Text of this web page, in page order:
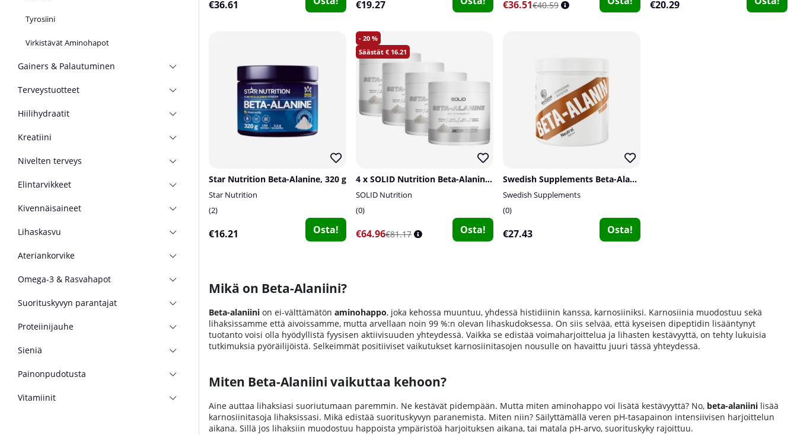
Tyrosiini
Virkistävät Aminohapot
Gainers & Palautuminen
Terveystuotteet
Hiilihydraatit
Kreatiini
Nivelten terveys
Elintarvikkeet
Kivennäisaineet
Lihaskasvu
Ateriankorvike
Omega-3 & Rasvahapot
Suorituskyvyn parantajat
Proteiinijauhe
Sieniä
Painonpudotusta
Vitamiinit
€36.61 €19.27 €36.51€40.59 €20.29
Star Nutrition Beta-Alanine, 320 g
Star Nutrition
2
€16.21 Osta!
20
16.21
4 x SOLID Nutrition Beta-Alanine, 320 g
SOLID Nutrition
0
€64.96€81.17 Osta!
Swedish Supplements Beta-Alanin, 300 g
Swedish Supplements
0
€27.43 Osta!
Mikä on Beta-Alaniini?
Beta-alaniini on ei-välttämätön aminohappo, joka kehossa muuntuu, yhdessä histidiinin kanssa, karnosiiniksi. Karnosiinia muodostuu sekä
lihaksissamme että aivoissamme, mutta arvellaan noin 99 %:n olevan lihaskudoksessa. On siis selvää, että kyseisen dipeptidin lisääntynyt
tuotanto voisi olla hyödyllistä fyysisen aktiivisuuden yhteydessä. Vaikka se edistää voimaharjoittelua ja lihasten kestävyyttä, on tehty lukuisia
tutkimuksia pyöräilijöistä. Selkeimmät positiiviset vaikutukset karnosiinitasojen nousulle on havaittu juuri tässä yhteydessä.
Miten Beta-Alaniini vaikuttaa kehoon?
Aine auttaa lihaksiasi suoriutumaan paremmin. Ne kestävät pidempään. Mutta miten aminohappo voi lisätä kestävyyttä? No, beta-alaniini lisää
karnosiinitasoja lihaksissasi. Mikä edistää suorituskyvyn paranemista. Miten niin? Säilyttämällä veren pH-tasapainon intensiivisen harjoittelun
aikana. Sillä jos lihaksiin muodostuu happoista ympäristöä harjoituksen aikana, tai matala pH-arvo, suorituskyky rajoittuu.